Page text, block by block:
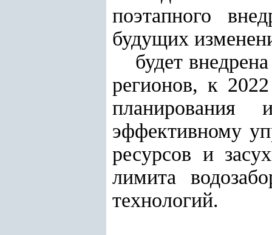
поэтапного
будущих
будет
регионов, к
эффективному
ресурсов и
лимита
технологий.